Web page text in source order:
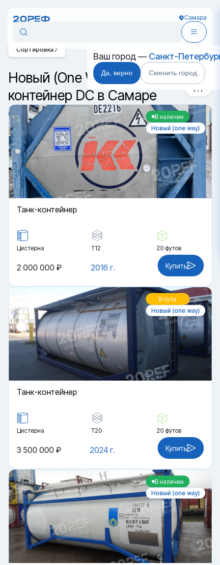
Самара
Ваш город — Санкт-
Да, верно Сменить город
Новый (One Way) танк-
контейнер DC в Самаре
Сортировка
В наличии
Новый (one way)
Танк-контейнер
Цистерна Т12 20 футов
2016 г.
2 000 000 ₽ Купить
В пути
Новый (one way)
Танк-контейнер
Цистерна Т20 20 футов
2024 г.
3 500 000 ₽ Купить
В наличии
Новый (one way)